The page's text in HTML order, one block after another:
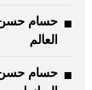
حسام
العالم
حسام حسن: